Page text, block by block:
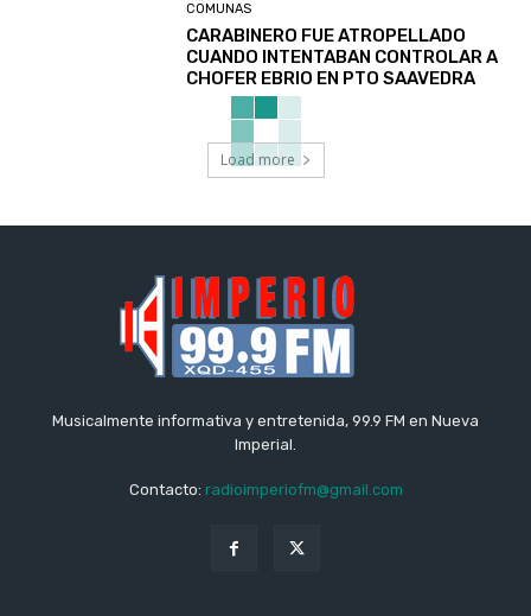
COMUNAS
CARABINERO FUE ATROPELLADO
CUANDO INTENTABAN CONTROLAR A
CHOFER EBRIO EN PTO SAAVEDRA
Load more
Musicalmente informativa y entretenida, 99.9 FM en Nueva
Imperial.
Contacto: radioimperiofm@gmail.com